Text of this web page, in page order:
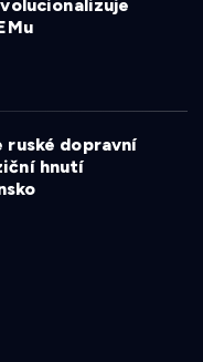
ruské dopravní
hnutí